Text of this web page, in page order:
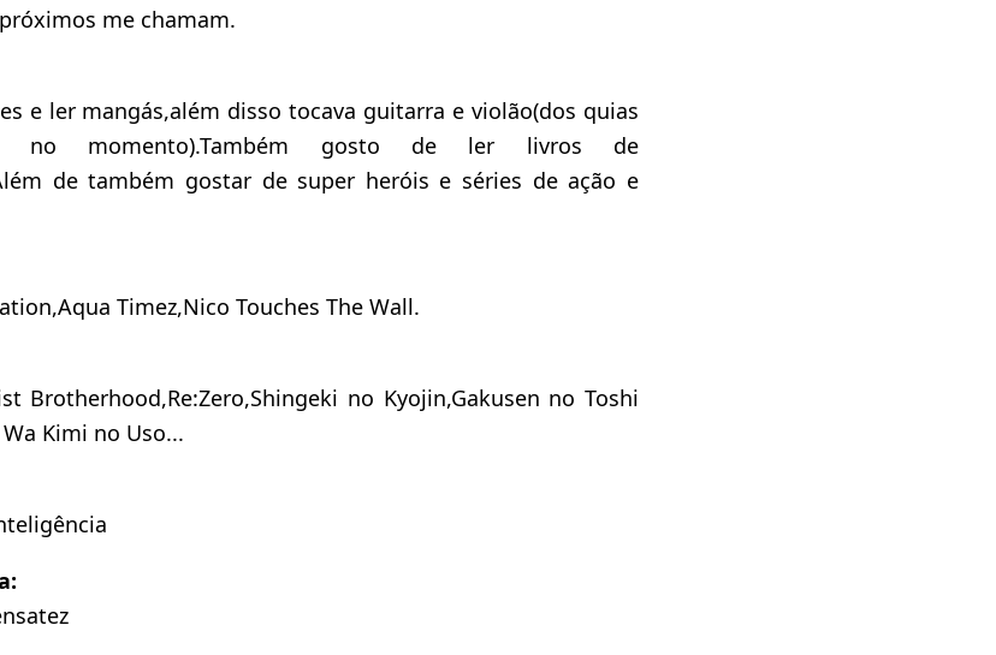
me chamam.
e ler mangás,além disso tocava guitarra e violão(dos quias
no momento).Também gosto de ler livros de
de também gostar de super heróis e séries de ação e
Timez,Nico Touches The Wall.
Brotherhood,Re:Zero,Shingeki no Kyojin,Gakusen no Toshi
Kimi no Uso...